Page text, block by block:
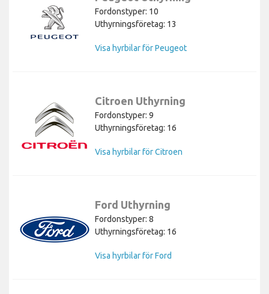
Fordonstyper: 10
Uthyrningsföretag: 13
Visa hyrbilar för Peugeot
Citroen Uthyrning
Fordonstyper: 9
Uthyrningsföretag: 16
Visa hyrbilar för Citroen
Ford Uthyrning
Fordonstyper: 8
Uthyrningsföretag: 16
Visa hyrbilar för Ford